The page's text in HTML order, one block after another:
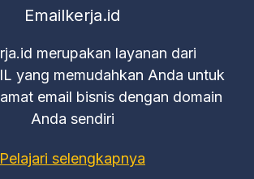
Emailkerja.id
merupakan layanan dari
yang memudahkan Anda untuk
email bisnis dengan domain
Anda sendiri
Pelajari selengkapnya